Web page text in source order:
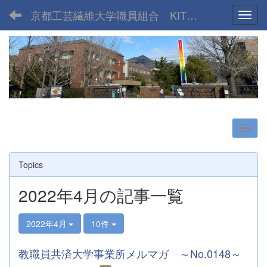
京都工芸繊維大学職員組合 KIT UNION
Topics
2022年4月の記事一覧
2022年4月 10件
教職員共済大学事業所メルマガ ～No.0148～